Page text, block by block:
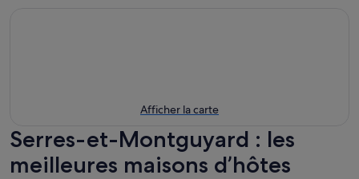
Afficher la carte
Serres-et-Montguyard : les
meilleures maisons d’hôtes